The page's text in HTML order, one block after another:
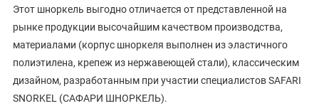
Этот шноркель выгодно отличается от представленной на
рынке продукции высочайшим качеством производства,
материалами (корпус шноркеля выполнен из эластичного
полиэтилена, крепеж из нержавеющей стали), классическим
дизайном, разработанным при участии специалистов SAFARI
SNORKEL (САФАРИ ШНОРКЕЛЬ).